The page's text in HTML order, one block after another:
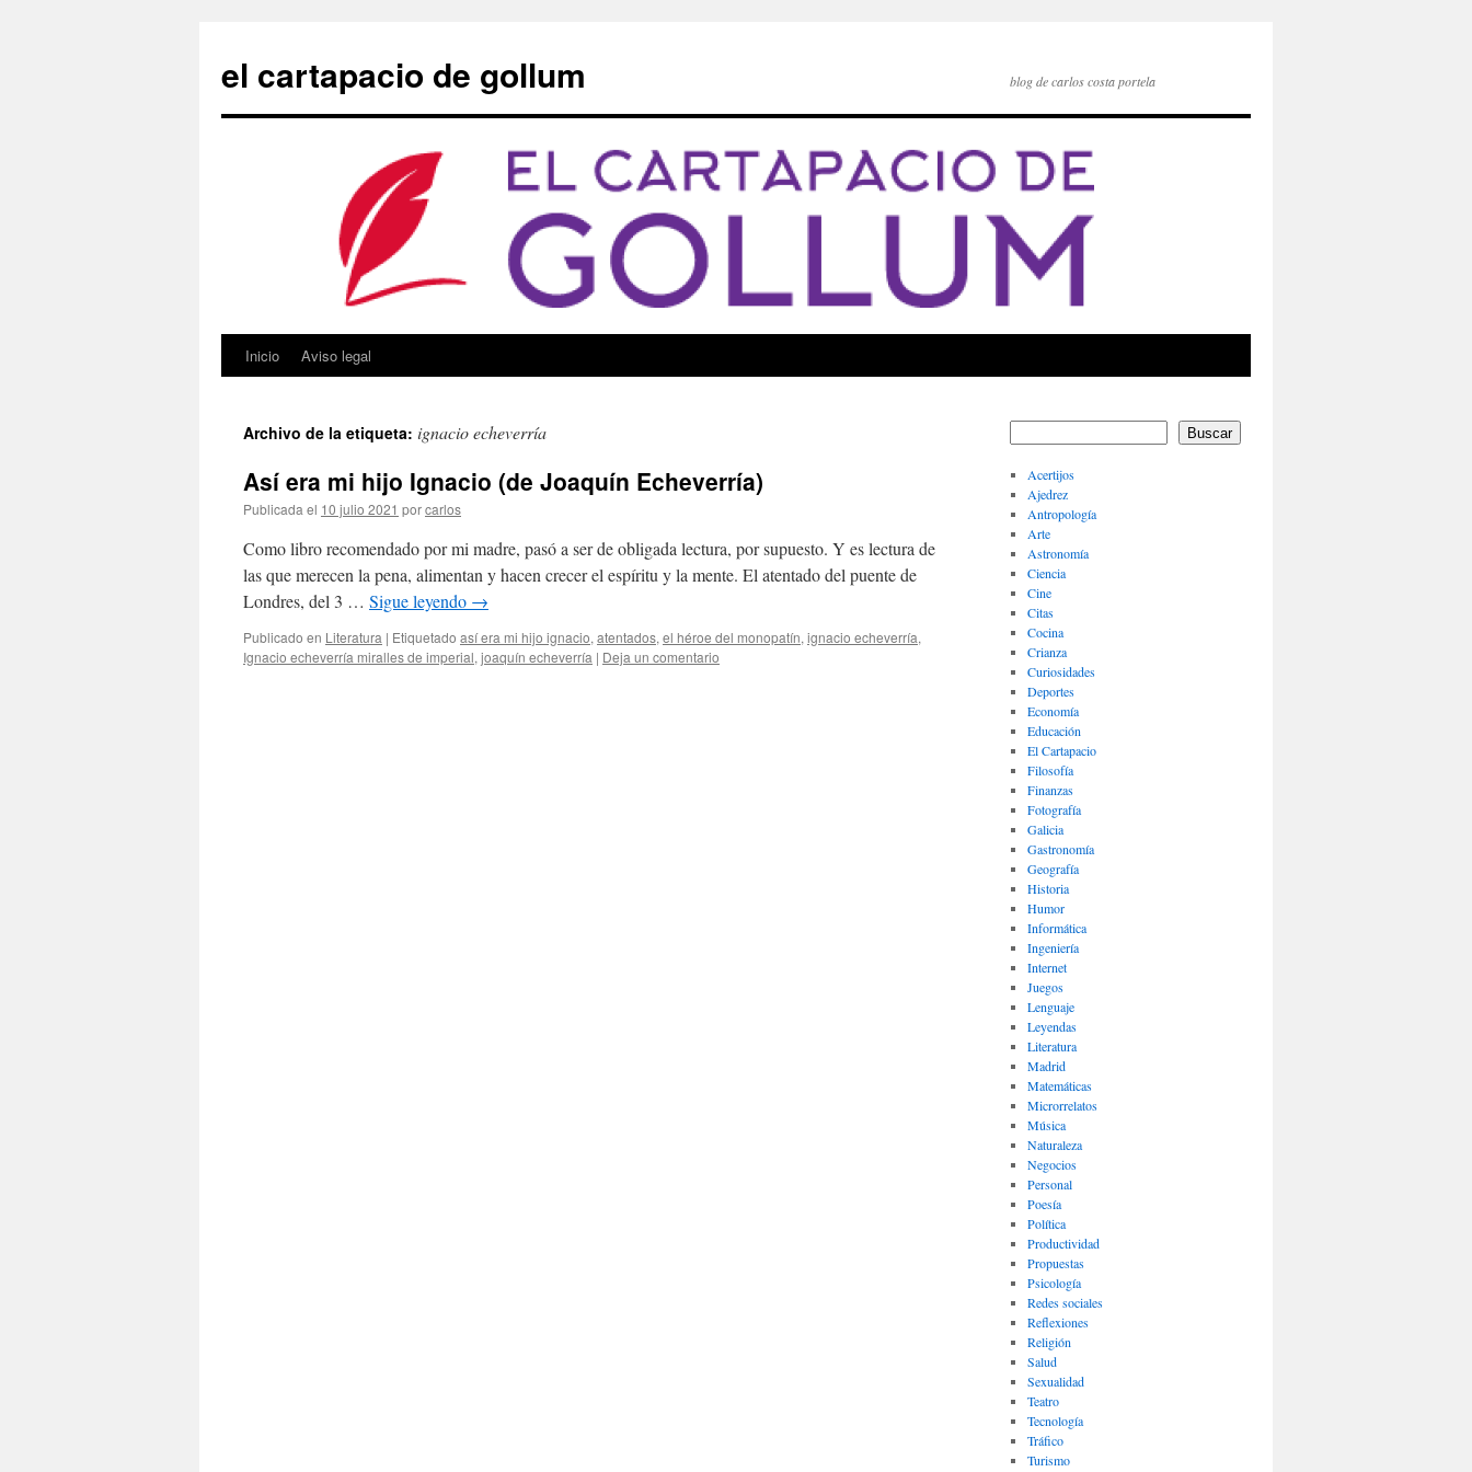
contenido
el cartapacio de gollum blog de carlos costa portela
Inicio Aviso legal
Archivo de la etiqueta: ignacio echeverría
Así era mi hijo Ignacio (de Joaquín Echeverría)
Publicada el 10 julio 2021 porcarlos
Como libro recomendado por mi madre, pasó a ser de obligada lectura, por supuesto. Y es lectura de
las que merecen la pena, alimentan y hacen crecer el espíritu y la mente. El atentado del puente de
Londres, del 3 … Sigue leyendo →
Publicado en Literatura | Etiquetado así era mi hijo ignacio, atentados, el héroe del monopatín, ignacio echeverría,
Ignacio echeverría miralles de imperial, joaquín echeverría | Deja un comentario
Buscar
Acertijos
Ajedrez
Antropología
Arte
Astronomía
Ciencia
Cine
Citas
Cocina
Crianza
Curiosidades
Deportes
Economía
Educación
El Cartapacio
Filosofía
Finanzas
Fotografía
Galicia
Gastronomía
Geografía
Historia
Humor
Informática
Ingeniería
Internet
Juegos
Lenguaje
Leyendas
Literatura
Madrid
Matemáticas
Microrrelatos
Música
Naturaleza
Negocios
Personal
Poesía
Política
Productividad
Propuestas
Psicología
Redes sociales
Reflexiones
Religión
Salud
Sexualidad
Teatro
Tecnología
Tráfico
Turismo